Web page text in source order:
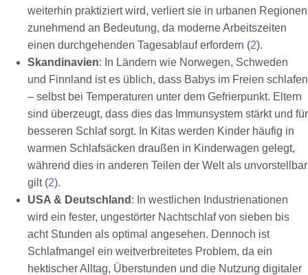
weiterhin praktiziert wird, verliert sie in urbanen Regionen
zunehmend an Bedeutung, da moderne Arbeitszeiten
einen durchgehenden Tagesablauf erfordern (2).
Skandinavien: In Ländern wie Norwegen, Schweden
und Finnland ist es üblich, dass Babys im Freien schlafen
– selbst bei Temperaturen unter dem Gefrierpunkt. Eltern
sind überzeugt, dass dies das Immunsystem stärkt und für
besseren Schlaf sorgt. In Kitas werden Kinder häufig in
warmen Schlafsäcken draußen in Kinderwagen gelegt,
während dies in anderen Teilen der Welt als unvorstellbar
gilt (2).
USA & Deutschland : In westlichen Industrienationen
wird ein fester, ungestörter Nachtschlaf von sieben bis
acht Stunden als optimal angesehen. Dennoch ist
Schlafmangel ein weitverbreitetes Problem, da ein
hektischer Alltag, Überstunden und die Nutzung digitaler